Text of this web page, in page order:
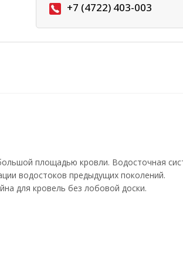
+7 (4722) 403-003
площадью кровли. Водосточная
водостоков предыдущих поколений.
для кровель без лобовой доски.